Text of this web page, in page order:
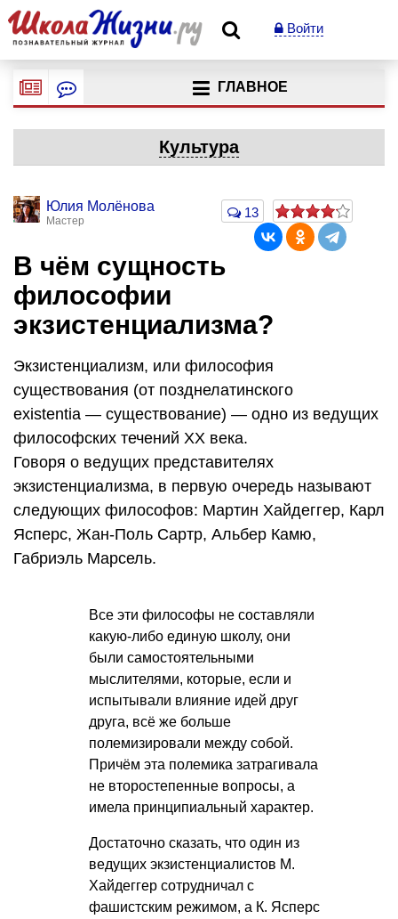
Войти
ГЛАВНОЕ
Культура
Юлия Молёнова
Мастер
13
В чём сущность
философии
экзистенциализма?
Экзистенциализм, или философия
существования (от позднелатинского
existentia — существование) — одно из ведущих
философских течений XX века.
Говоря о ведущих представителях
экзистенциализма, в первую очередь называют
следующих философов: Мартин Хайдеггер, Карл
Ясперс, Жан-Поль Сартр, Альбер Камю,
Габриэль Марсель.
Все эти философы не составляли
какую-либо единую школу, они
были самостоятельными
мыслителями, которые, если и
испытывали влияние идей друг
друга, всё же больше
полемизировали между собой.
Причём эта полемика затрагивала
не второстепенные вопросы, а
имела принципиальный характер.
Достаточно сказать, что один из
ведущих экзистенциалистов М.
Хайдеггер сотрудничал с
фашистским режимом, а К. Ясперс